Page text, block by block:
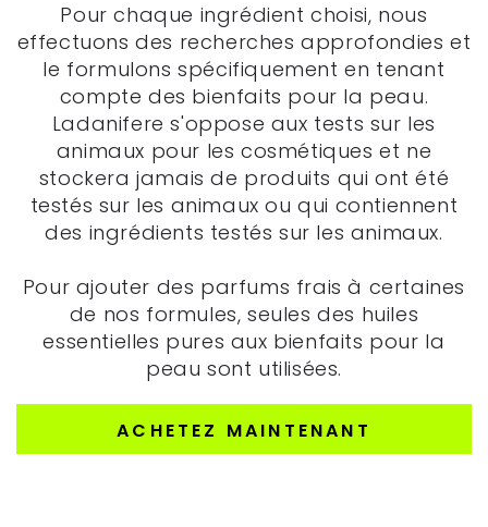
Pour chaque ingrédient choisi, nous
effectuons des recherches approfondies et
le formulons spécifiquement en tenant
compte des bienfaits pour la peau.
Ladanifere s'oppose aux tests sur les
animaux pour les cosmétiques et ne
stockera jamais de produits qui ont été
testés sur les animaux ou qui contiennent
des ingrédients testés sur les animaux.
Pour ajouter des parfums frais à certaines
de nos formules, seules des huiles
essentielles pures aux bienfaits pour la
peau sont utilisées.
ACHETEZ MAINTENANT